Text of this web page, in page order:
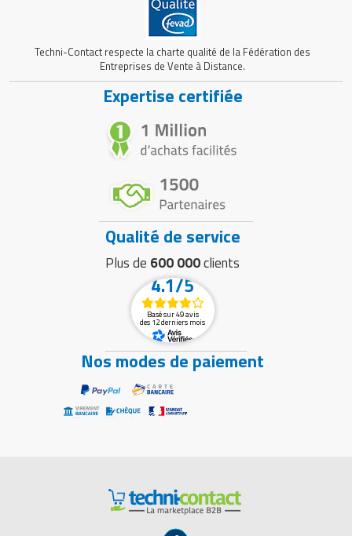
Techni-Contact respecte la charte qualité de la Fédération des
Entreprises de Vente à Distance.
Expertise certifiée
Qualité de service
Plus de 600 000clients
4.1/5
Basé sur 49 avis
des 12 derniers mois
Nos modes de paiement